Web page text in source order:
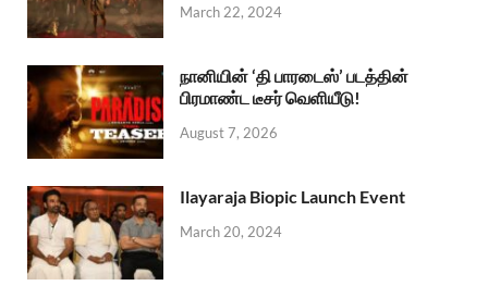
March 22, 2024
நானியின் ‘தி பாரடைஸ்’ படத்தின்
பிரமாண்ட டீசர் வெளியீடு!
August 7, 2026
Ilayaraja Biopic Launch Event
March 20, 2024